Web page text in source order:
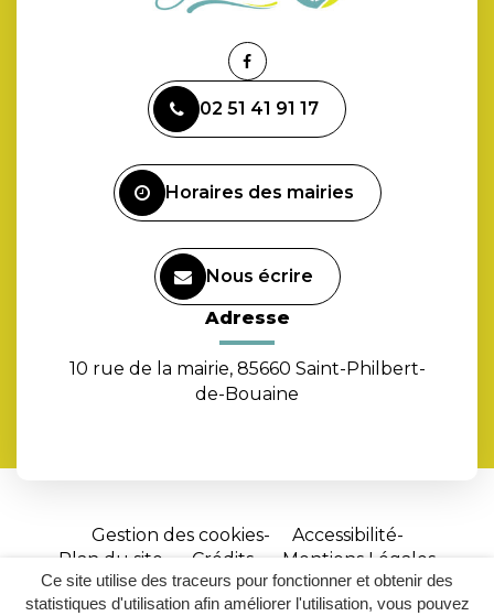
Ce site utilise des traceurs pour fonctionner et obtenir des
statistiques d'utilisation afin améliorer l'utilisation, vous pouvez
Lien
le
compte
02 51 41 91 17
Horaires des mairies
Nous écrire
Adresse
10 rue de la mairie, 85660 Saint-Philbert-
de-Bouaine
Gestion des cookies
Accessibilité
Plan du site
Crédits
Mentions Légales
Site